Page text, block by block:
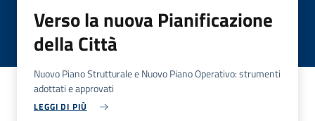
Verso la nuova Pianificazione
della Città
Nuovo Piano Strutturale e Nuovo Piano Operativo: strumenti
adottati e approvati
LEGGI DI PIÙ